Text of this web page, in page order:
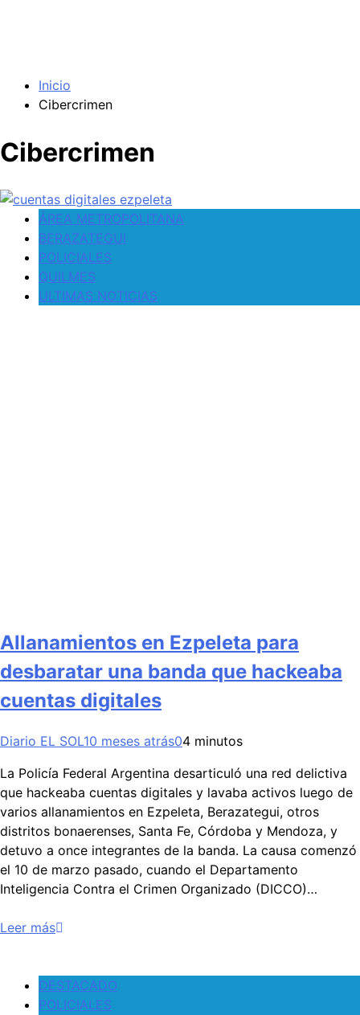
Inicio
Cibercrimen
Cibercrimen
ÁREA METROPOLITANA
BERAZATEGUI
POLICIALES
QUILMES
ULTIMAS NOTICIAS
Allanamientos en Ezpeleta para
desbaratar una banda que hackeaba
cuentas digitales
Diario EL SOL10 meses atrás04 minutos
La Policía Federal Argentina desarticuló una red delictiva
que hackeaba cuentas digitales y lavaba activos luego de
varios allanamientos en Ezpeleta, Berazategui, otros
distritos bonaerenses, Santa Fe, Córdoba y Mendoza, y
detuvo a once integrantes de la banda. La causa comenzó
el 10 de marzo pasado, cuando el Departamento
Inteligencia Contra el Crimen Organizado (DICCO)…
Leer más
DESTACADO
POLICIALES